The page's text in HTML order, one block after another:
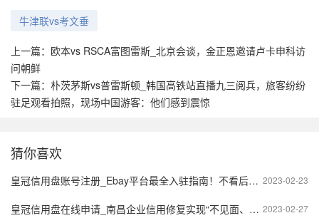
牛津联vs考文垂
上一篇： 欧本vs RSCA富图雷斯_北京会谈，金正恩邀请卢卡申科访
问朝鲜
下一篇： 朴茨茅斯vs普雷斯顿_韩国高铁站直播九三阅兵，旅客纷纷
驻足观看拍照，现场中国游客：他们感到震惊
猜你喜欢
2023-02-23
皇冠信用盘账号注册_Ebay平台最全入驻指南！不看后悔！
2023-02-27
皇冠信用盘在线申请_南昌企业信用修复实现“不见面、网上办”